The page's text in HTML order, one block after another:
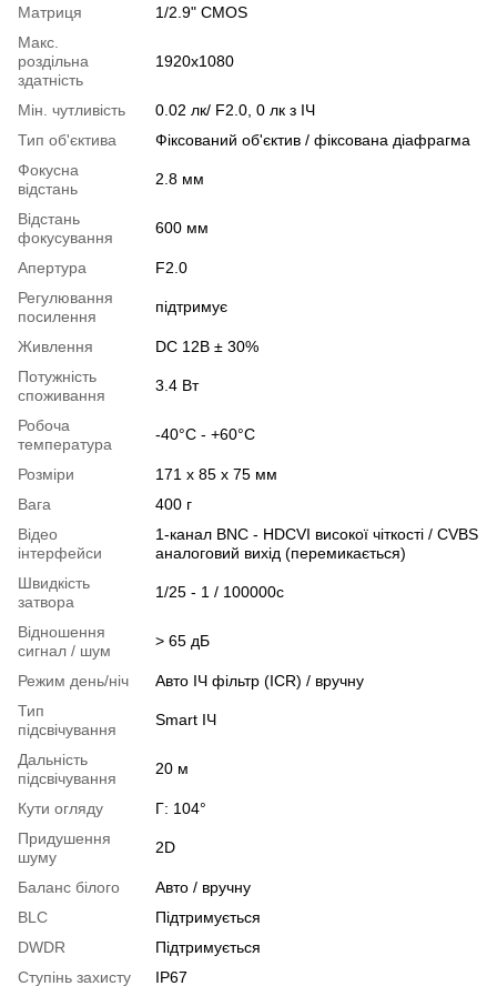
Матриця
1/2.9" CMOS
Макс.
роздільна
здатність
1920x1080
Мін. чутливість
0.02 лк/ F2.0, 0 лк з ІЧ
Тип об'єктива
Фіксований об'єктив / фіксована діафрагма
Фокусна
відстань
2.8 мм
Відстань
фокусування
600 мм
Апертура
F2.0
Регулювання
посилення
підтримує
Живлення
DC 12В ± 30%
Потужність
споживання
3.4 Вт
Робоча
температура
-40°C - +60°C
Розміри
171 х 85 х 75 мм
Вага
400 г
Відео
інтерфейси
1-канал BNC - HDCVI високої чіткості / CVBS
аналоговий вихід (перемикається)
Швидкість
затвора
1/25 - 1 / 100000с
Відношення
сигнал / шум
> 65 дБ
Режим день/ніч
Авто ІЧ фільтр (ICR) / вручну
Тип
підсвічування
Smart ІЧ
Дальність
підсвічування
20 м
Кути огляду
Г: 104°
Придушення
шуму
2D
Баланс білого
Авто / вручну
BLC
Підтримується
DWDR
Підтримується
Ступінь захисту
IP67